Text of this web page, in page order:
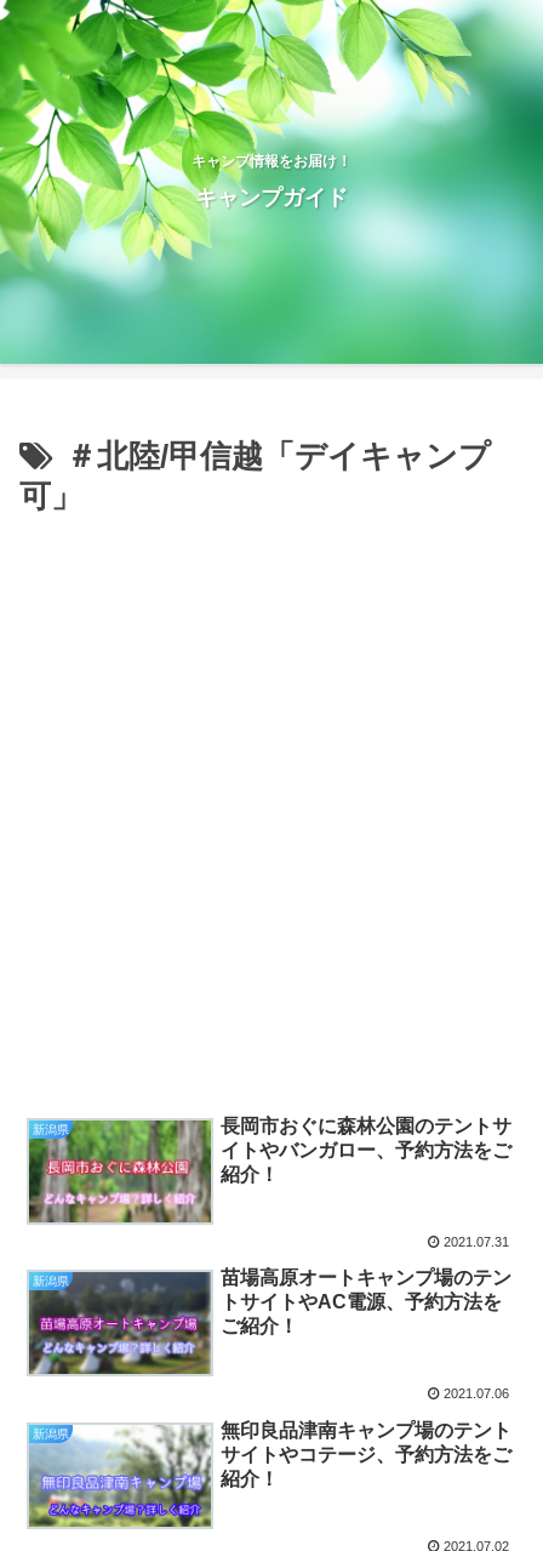
キャンプ情報をお届け！
キャンプガイド
＃北陸/甲信越「デイキャンプ
可」
新潟県
長岡市おぐに森林公園のテントサ
イトやバンガロー、予約方法をご
紹介！
2021.07.31
新潟県
苗場高原オートキャンプ場のテン
トサイトやAC電源、予約方法を
ご紹介！
2021.07.06
新潟県
無印良品津南キャンプ場のテント
サイトやコテージ、予約方法をご
紹介！
2021.07.02